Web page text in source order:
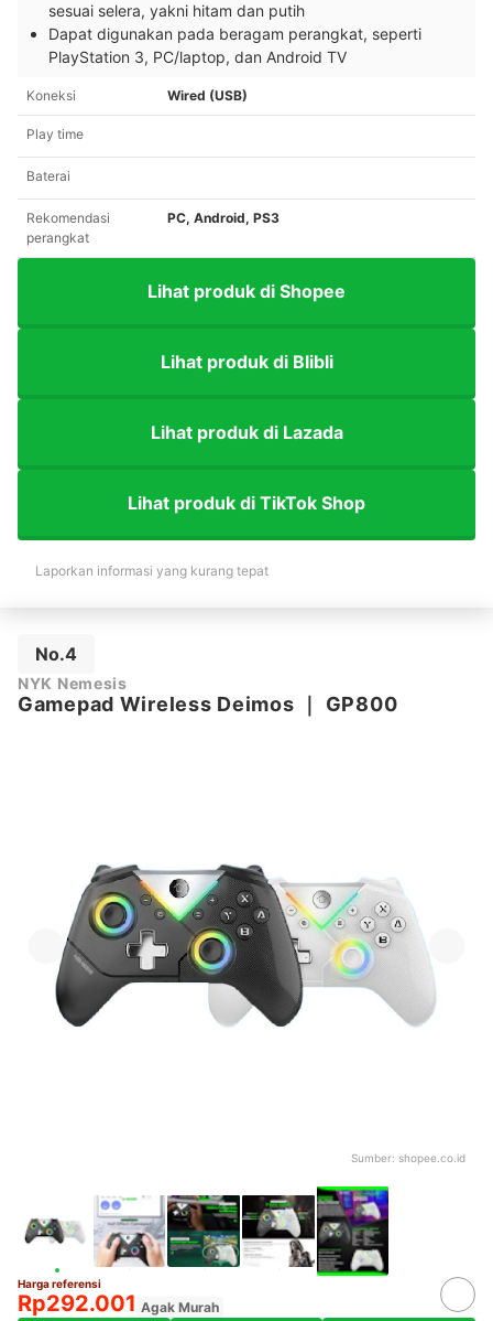
sesuai selera, yakni hitam dan putih
Dapat digunakan pada beragam perangkat, seperti
PlayStation 3, PC/laptop, dan Android TV
Koneksi Wired (USB)
Play time
Baterai
Rekomendasi
perangkat
PC, Android, PS3
Lihat produk di Shopee
Lihat produk di Blibli
Lihat produk di Lazada
Lihat produk di TikTok Shop
Laporkan informasi yang kurang tepat
No.4
NYK Nemesis
Gamepad Wireless Deimos GP800
Sumber: shopee.co.id
Harga referensi
Rp292.001 Agak Murah